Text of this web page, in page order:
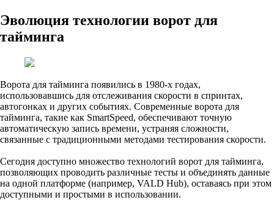
Эволюция технологии ворот для
тайминга
Ворота для тайминга появились в 1980-х годах,
использовавшись для отслеживания скорости в спринтах,
автогонках и других событиях. Современные ворота для
тайминга, такие как SmartSpeed, обеспечивают точную
автоматическую запись времени, устраняя сложности,
связанные с традиционными методами тестирования скорости.
Сегодня доступно множество технологий ворот для тайминга,
позволяющих проводить различные тесты и объединять данные
на одной платформе (например, VALD Hub), оставаясь при этом
доступными и простыми в использовании.